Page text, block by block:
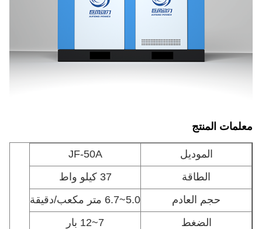
معلمات المنتج
الموديل
JF-50A
الطاقة
37 كيلو واط
حجم العادم
5.0~6.7 متر مكعب/دقيقة
الضغط
7~12 بار